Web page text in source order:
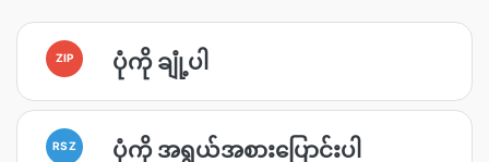
ZIP ပုံကို ချုံ့ပါ
RSZ ပုံကို အရွယ်အစားပြောင်းပါ